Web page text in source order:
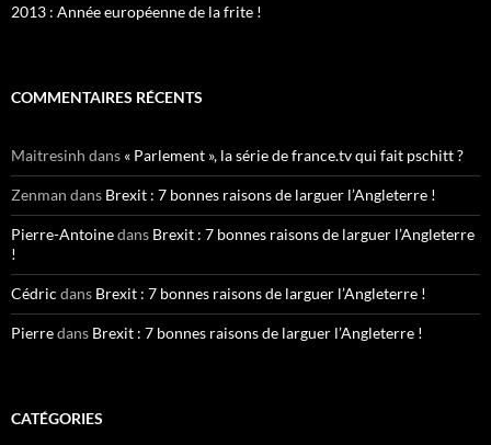
2013 : Année européenne de la frite !
COMMENTAIRES RÉCENTS
Maitresinh dans « Parlement », la série de france.tv qui fait pschitt ?
Zenman dans Brexit : 7 bonnes raisons de larguer l’Angleterre !
Pierre-Antoinedans Brexit : 7 bonnes raisons de larguer l’Angleterre
!
Cédric dans Brexit : 7 bonnes raisons de larguer l’Angleterre !
Pierredans Brexit : 7 bonnes raisons de larguer l’Angleterre !
CATÉGORIES